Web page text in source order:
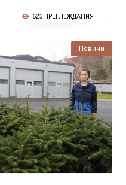
623 ПРЕГЛЕЖДАНИЯ
Новини